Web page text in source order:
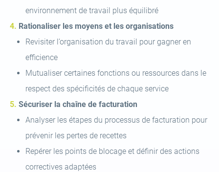
environnement de travail plus équilibré
Rationaliser les moyens et les organisations
Revisiter l’organisation du travail pour gagner en
efficience
Mutualiser certaines fonctions ou ressources dans le
respect des spécificités de chaque service
Sécuriser la chaîne de facturation
Analyser les étapes du processus de facturation pour
prévenir les pertes de recettes
Repérer les points de blocage et définir des actions
correctives adaptées